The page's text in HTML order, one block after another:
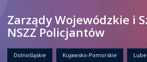
Zarządy Wojewódzkie i
NSZZ Policjantów
Dolnośląskie Kujawsko-Pomorskie